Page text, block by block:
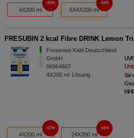
4X200 ml
63%
6X4X200 ml
64%
FRESUBIN 2 kcal Fibre DRINK Lemon
Fresenius Kabi Deutschland
GmbH
06964667
4X200 ml Lösung Sie
4X200 ml
57%
24X200 ml
61%